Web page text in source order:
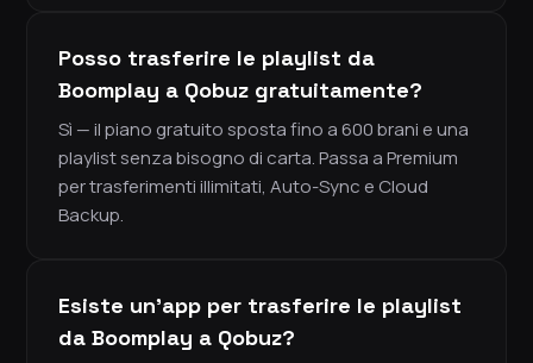
Posso trasferire le playlist da
Boomplay a Qobuz gratuitamente?
Sì — il piano gratuito sposta fino a 600 brani e una
playlist senza bisogno di carta. Passa a Premium
per trasferimenti illimitati, Auto-Sync e Cloud
Backup.
Esiste un'app per trasferire le playlist
da Boomplay a Qobuz?